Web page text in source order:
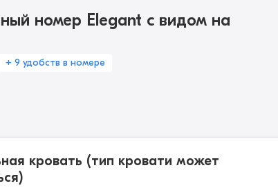
номер Elegant с видом на
+ 9 удобств в номере
кровать (тип кровати может